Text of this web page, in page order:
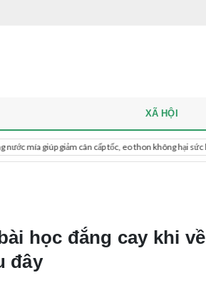
giảm cân cấp tốc, eo thon không hại sức khỏe
XÃ HỘI
học đắng cay khi về
đây